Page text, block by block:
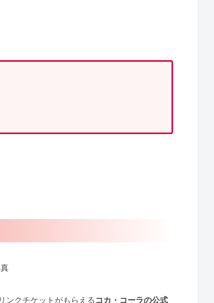
ンクチケットがもらえる コカ・コーラの公式